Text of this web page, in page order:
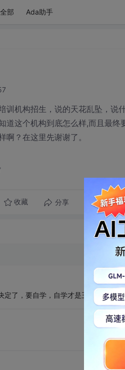
全部 Ada助手
训机构招生，说的天花乱坠，说
道这个机构到底怎么样,而且最
啊？在这里先谢谢了。
收藏 分享 转发到动
定了，要自学，自学才是王道啊。